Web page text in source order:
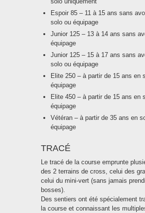
Espoir 85 – 11 à 15 ans sans
solo ou équipage
Junior 125 – 13 à 14 ans sans
équipage
Junior 125 – 15 à 17 ans sans
solo ou équipage
Elite 250 – à partir de 15 ans en
équipage
Elite 450 – à partir de 15 ans en
équipage
Vétéran – à partir de 35 ans en
équipage
TRACÉ
Le tracé de la course emprunte
des 2 terrains de cross, celui des
celui du mini-vert (sans jamais
bosses).
Des sentiers ont été spécialement
la course et connaissant les